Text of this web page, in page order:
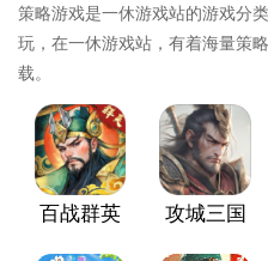
策略游戏是一休游戏站的游戏分
玩，在一休游戏站，有着海量策
载。
百战群英 攻城三国